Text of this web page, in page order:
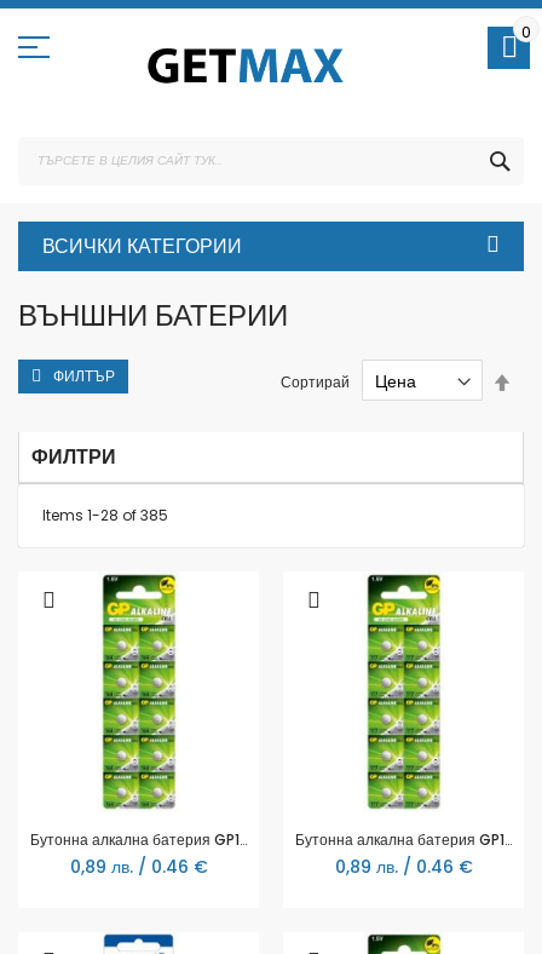
Skip
Content
0
ВСИЧКИ КАТЕГОРИИ
ВЪНШНИ БАТЕРИИ
Items 1-28 of385
Сортирай
Бутонна алкална батерия GP164 LR-621/ 10бр./pack цена за 1 бр./ 1.55V AG1 GP
0,89 лв. / 0.46 €
Бутонна алкална батерия GP177 LR-626/ 10 бр./pack цена за 1 бр./ AG4 1.55V GP
0,89 лв. / 0.46 €
ФИЛТЪР
ФИЛТРИ